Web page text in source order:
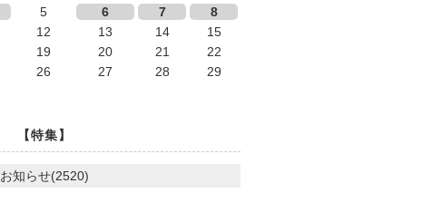
5 6 7
8
12 13 14
15
19 20 21
22
26 27 28
29
【特集】
お知らせ(2520)